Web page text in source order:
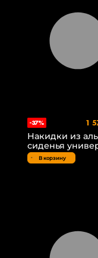
-37% 1
Накидки из
сиденья
В корзину